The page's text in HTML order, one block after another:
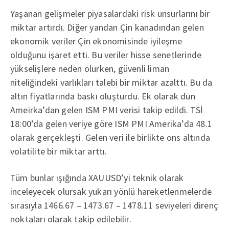
Yaşanan gelişmeler piyasalardaki risk unsurlarını bir
miktar artırdı. Diğer yandan Çin kanadından gelen
ekonomik veriler Çin ekonomisinde iyileşme
olduğunu işaret etti. Bu veriler hisse senetlerinde
yükselişlere neden olurken, güvenli liman
niteliğindeki varlıkları talebi bir miktar azalttı. Bu da
altın fiyatlarında baskı oluşturdu. Ek olarak dün
Ameirka’dan gelen ISM PMI verisi takip edildi. TSİ
18:00’da gelen veriye göre ISM PMI Amerika’da 48.1
olarak gerçekleşti. Gelen veri ile birlikte ons altında
volatilite bir miktar arttı.
Tüm bunlar ışığında XAUUSD’yi teknik olarak
inceleyecek olursak yukarı yönlü hareketlenmelerde
sırasıyla 1466.67 – 1473.67 – 1478.11 seviyeleri direnç
noktaları olarak takip edilebilir.